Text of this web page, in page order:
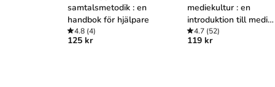
samtalsmetodik : en
handbok för hjälpare
4.8 (4)
125 kr
mediekultur : en
introduktion till medie-
och
kommunikationsvetens
4.7(52)
119 kr